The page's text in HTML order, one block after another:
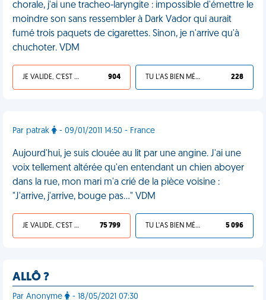
chorale, j'ai une tracheo-laryngite : impossible d'émettre le
moindre son sans ressembler à Dark Vador qui aurait
fumé trois paquets de cigarettes. Sinon, je n'arrive qu'à
chuchoter. VDM
JE VALIDE, C'EST UNE VDM 904 TU L'AS BIEN MÉRITÉ 228
Par patrak - 09/01/2011 14:50 - France
Aujourd'hui, je suis clouée au lit par une angine. J'ai une
voix tellement altérée qu'en entendant un chien aboyer
dans la rue, mon mari m'a crié de la pièce voisine :
"J'arrive, j'arrive, bouge pas..." VDM
JE VALIDE, C'EST UNE VDM 75 799 TU L'AS BIEN MÉRITÉ 5 096
ALLÔ ?
Par Anonyme - 18/05/2021 07:30